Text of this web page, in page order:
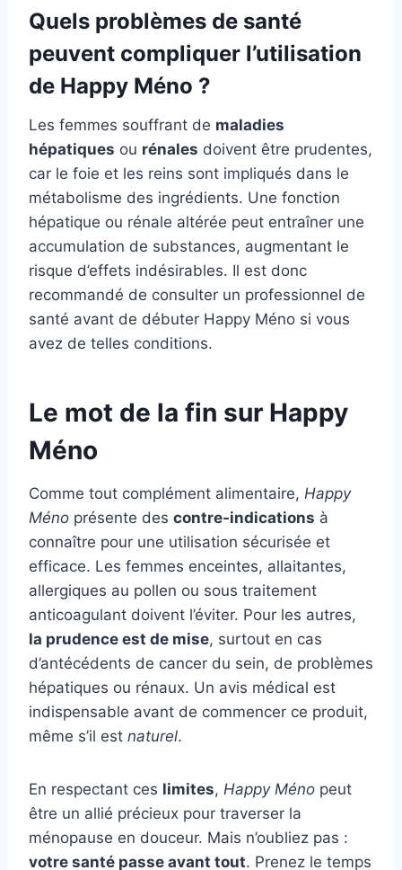
Quels problèmes de santé
peuvent compliquer l’utilisation
de Happy Méno ?
Les femmes souffrant de maladies
hépatiques ou rénales doivent être prudentes,
car le foie et les reins sont impliqués dans le
métabolisme des ingrédients. Une fonction
hépatique ou rénale altérée peut entraîner une
accumulation de substances, augmentant le
risque d’effets indésirables. Il est donc
recommandé de consulter un professionnel de
santé avant de débuter Happy Méno si vous
avez de telles conditions.
Le mot de la fin sur Happy
Méno
Comme tout complément alimentaire, Happy
Méno présente des contre-indications à
connaître pour une utilisation sécurisée et
efficace. Les femmes enceintes, allaitantes,
allergiques au pollen ou sous traitement
anticoagulant doivent l’éviter. Pour les autres,
la prudence est de mise, surtout en cas
d’antécédents de cancer du sein, de problèmes
hépatiques ou rénaux. Un avis médical est
indispensable avant de commencer ce produit,
même s’il est naturel.
En respectant ces limites, Happy Méno peut
être un allié précieux pour traverser la
ménopause en douceur. Mais n’oubliez pas :
votre santé passe avant tout. Prenez le temps